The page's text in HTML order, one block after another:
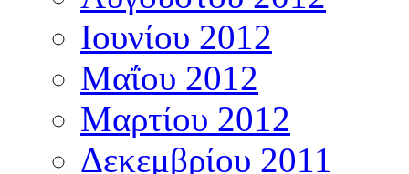
Ιουνίου 2012
Μαΐου 2012
Μαρτίου 2012
Δεκεμβρίου 2011